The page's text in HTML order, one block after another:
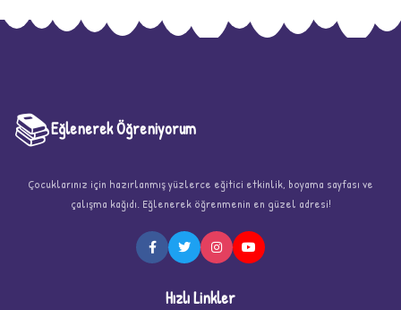
📚Eğlenerek Öğreniyorum
Çocuklarınız için hazırlanmış yüzlerce eğitici etkinlik, boyama sayfası ve
çalışma kağıdı. Eğlenerek öğrenmenin en güzel adresi!
Hızlı Linkler